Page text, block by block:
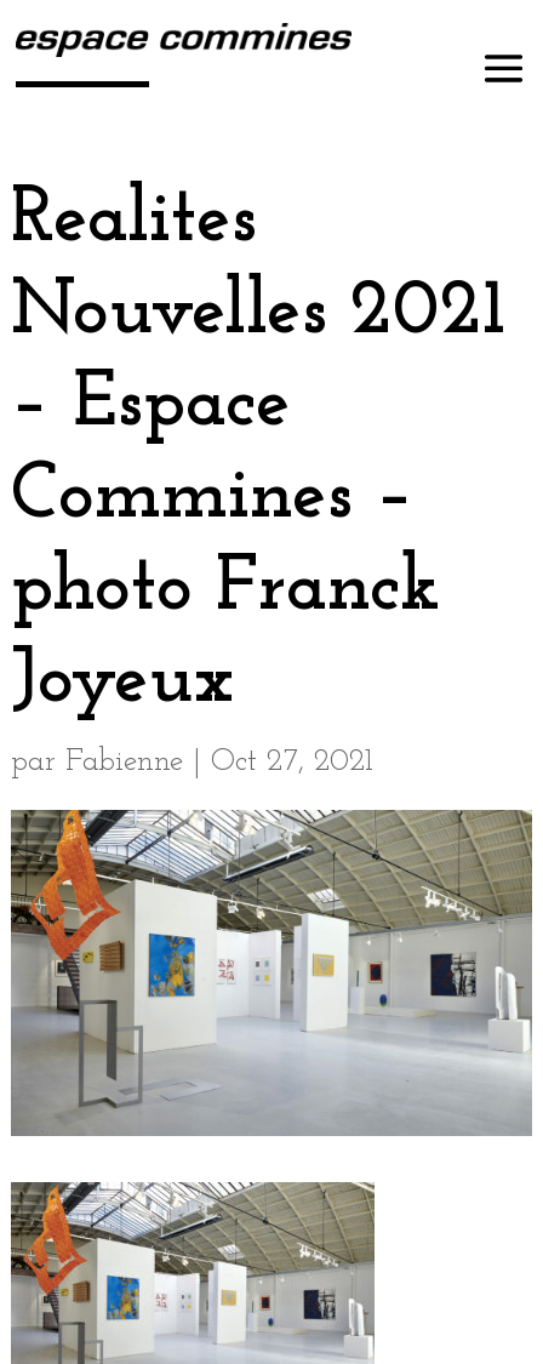
Realites
Nouvelles 2021
– Espace
Commines –
photo Franck
Joyeux
par Fabienne| Oct 27, 2021